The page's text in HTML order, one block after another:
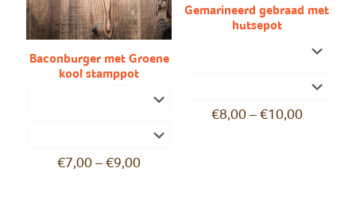
Baconburger met Groene
kool stamppot
€7,00 –€9,00
Gemarineerd gebraad met
hutsepot
€8,00– €10,00